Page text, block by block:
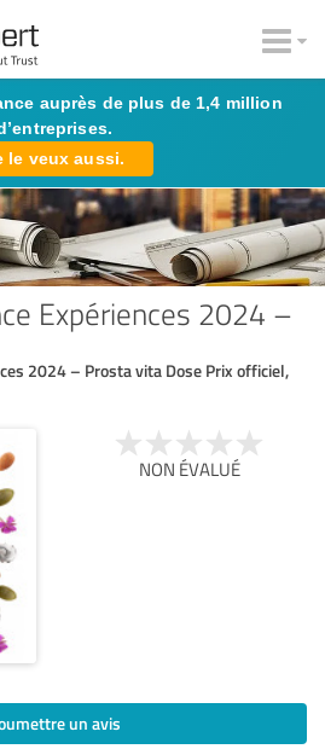
auprès de plus de 1,4 million
le veux aussi.
Expériences 2024 –
2024 – Prosta vita Dose Prix officiel,
NON ÉVALUÉ
un avis